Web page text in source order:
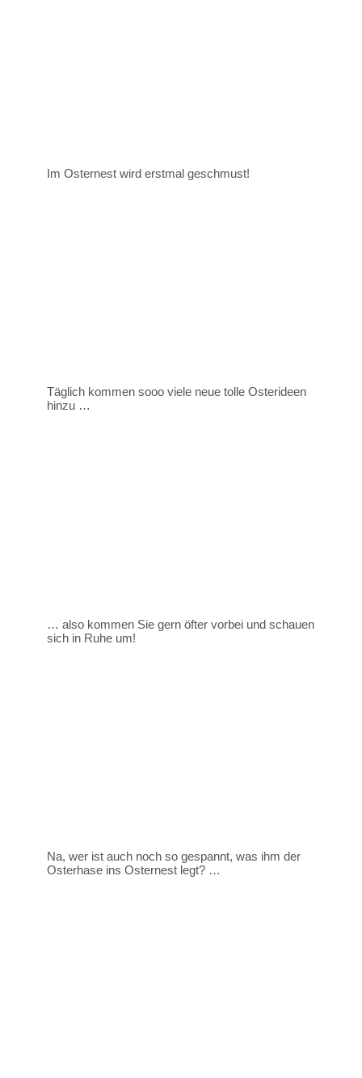
Im Osternest wird erstmal geschmust!
Täglich kommen sooo viele neue tolle Osterideen
hinzu …
… also kommen Sie gern öfter vorbei und schauen
sich in Ruhe um!
Na, wer ist auch noch so gespannt, was ihm der
Osterhase ins Osternest legt? …